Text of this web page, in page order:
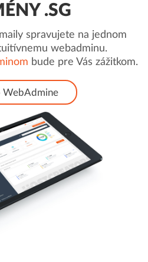
.SG
spravujete na jednom
webadminu.
bude pre Vás zážitkom.
WebAdmine